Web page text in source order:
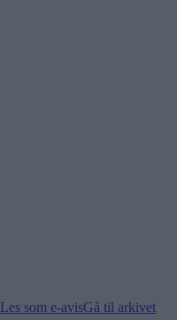
Les som e-avisGå til arkivet